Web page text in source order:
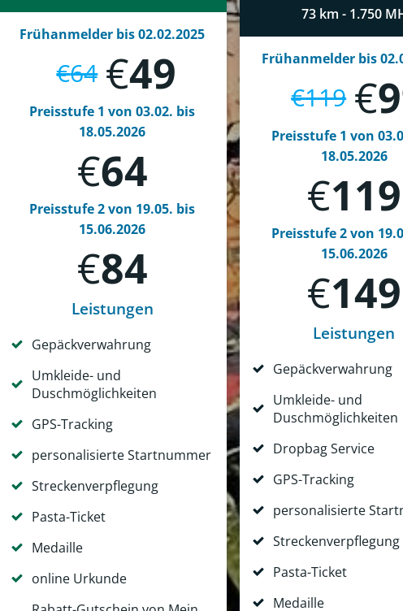
Frühanmelder bis 02.02.2025
€64 €49
Preisstufe 1 von 03.02. bis
18.05.2026
€64
Preisstufe 2 von 19.05. bis
15.06.2026
€84
Leistungen
Gepäckverwahrung
Umkleide- und
Duschmöglichkeiten
GPS-Tracking
personalisierte Startnummer
Streckenverpflegung
Pasta-Ticket
Medaille
online Urkunde
73 km - 1.750
Frühanmelder bis
€119 €
Preisstufe 1 von
18.05.2026
€119
Preisstufe 2 von
15.06.2026
€149
Leistungen
Gepäckverwahrung
Umkleide- und
Duschmöglichkeiten
Dropbag Service
GPS-Tracking
personalisierte
Streckenverpflegung
Pasta-Ticket
Medaille